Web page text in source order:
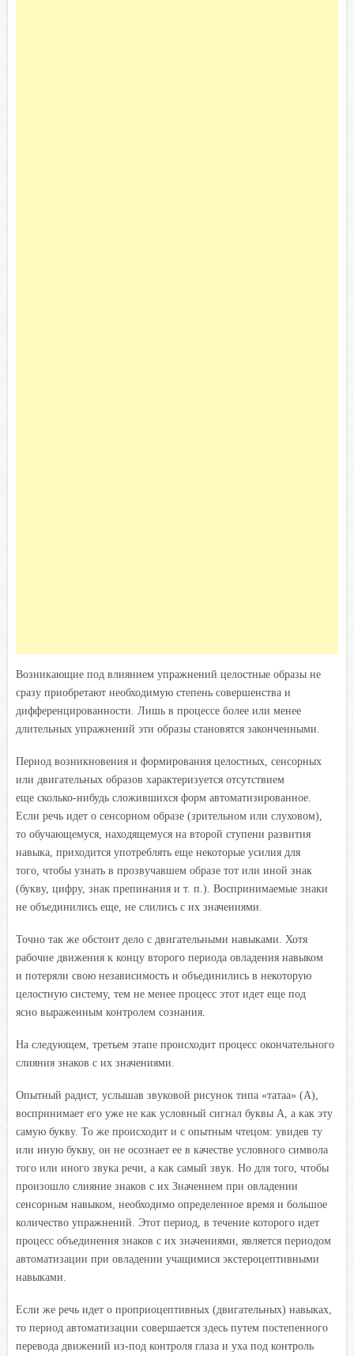
Возникающие под влиянием упражнений целостные образы не
сразу приобретают необходимую степень совершенства и
дифференцированности. Лишь в процессе более или менее
длительных упражнений эти образы становятся законченными.
Период возникновения и формирования целостных, сенсорных
или двигательных образов характеризуется отсутствием
еще сколько-нибудь сложившихся форм автоматизированное.
Если речь идет о сенсорном образе (зрительном или слуховом),
то обучающемуся, находящемуся на второй ступени развития
навыка, приходится употреблять еще некоторые усилия для
того, чтобы узнать в прозвучавшем образе тот или иной знак
(букву, цифру, знак препинания и т. п.). Воспринимаемые знаки
не объединились еще, не слились с их значениями.
Точно так же обстоит дело с двигательными навыками. Хотя
рабочие движения к концу второго периода овладения навыком
и потеряли свою независимость и объединились в некоторую
целостную систему, тем не менее процесс этот идет еще под
ясно выраженным контролем сознания.
На следующем, третьем этапе происходит процесс окончательного
слияния знаков с их значениями.
Опытный радист, услышав звуковой рисунок типа «татаа» (А),
воспринимает его уже не как условный сигнал буквы А, а как эту
самую букву. То же происходит и с опытным чтецом: увидев ту
или иную букву, он не осознает ее в качестве условного символа
того или иного звука речи, а как самый звук. Но для того, чтобы
произошло слияние знаков с их Значением при овладении
сенсорным навыком, необходимо определенное время и большое
количество упражнений. Этот период, в течение которого идет
процесс объединения знаков с их значениями, является периодом
автоматизации при овладении учащимися экстероцептивными
навыками.
Если же речь идет о проприоцептивных (двигательных) навыках,
то период автоматизации совершается здесь путем постепенного
перевода движений из-под контроля глаза и уха под контроль